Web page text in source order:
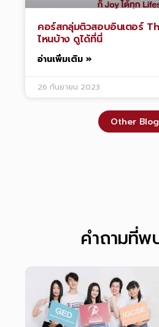
คอร์สกลุ่มติวสอบอินเตอร์
ไหนบ้าง ดูได้ที่นี่
อ่านเพิ่มเติม »
26 กันยายน 2023
Other
คำถามที่พ